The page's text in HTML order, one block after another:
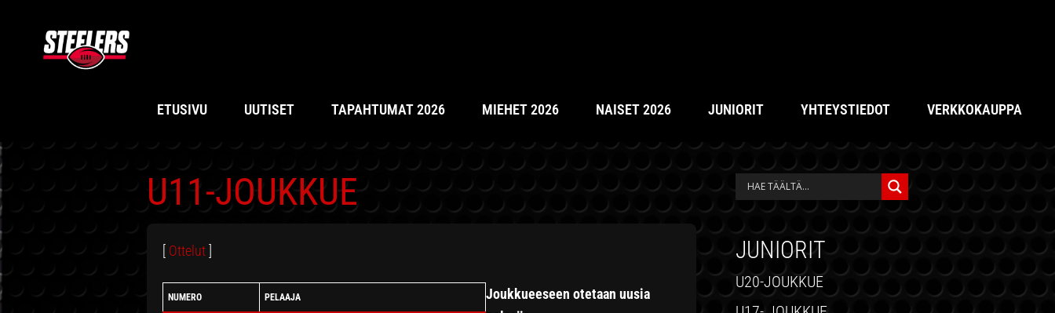
ensisijaiseen
valikkoon
pääsisältöön
ensisijaiseen
sivupalkkiin
alatunnisteeseen
ETUSIVU UUTISET TAPAHTUMAT 2026 MIEHET 2026 NAISET 2026 JUNIORIT YHTEYSTIEDOT VERKKOKAUPPA
U11-JOUKKUE
Ottelut
NUMERO PELAAJA
Joukkueeseen otetaan uusia
ENSISIJAINEN
SIVUPALKKI
JUNIORIT
U20-JOUKKUE